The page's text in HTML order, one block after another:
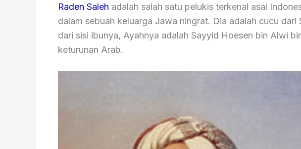
Raden Saleh adalah salah satu pelukis terkenal asal
dalam sebuah keluarga Jawa ningrat. Dia adalah cucu
dari sisi ibunya, Ayahnya adalah Sayyid Hoesen bin Alwi
keturunan Arab.